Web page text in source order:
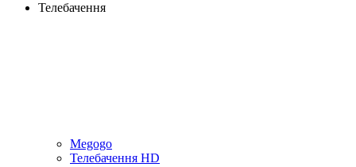
Телебачення
Megogo
Телебачення HD